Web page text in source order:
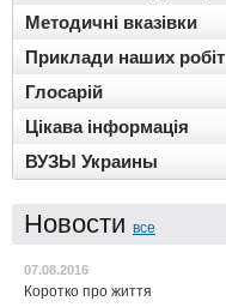
Методичні вказівки
Приклади наших робіт
Глосарій
Цікава інформація
ВУЗЫ Украины
Новости все
07.08.2016
Коротко про життя